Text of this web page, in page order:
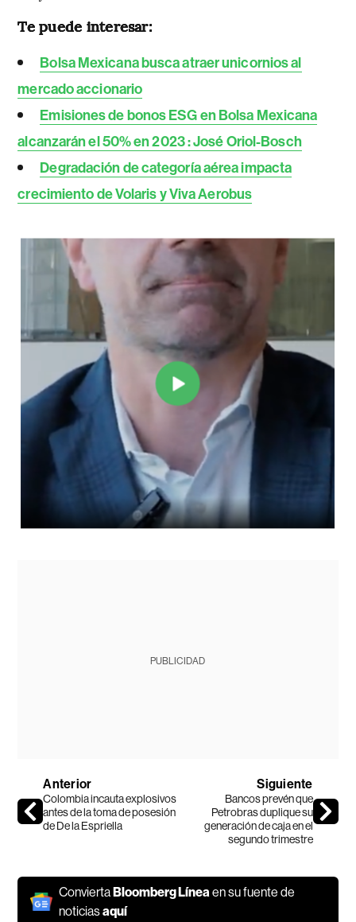
Te puede interesar:
Bolsa Mexicana busca atraer unicornios al
mercado accionario
Emisiones de bonos ESG en Bolsa Mexicana
alcanzarán el 50% en 2023 : José Oriol-Bosch
Degradación de categoría aérea impacta
crecimiento de Volaris y Viva Aerobus
PUBLICIDAD
Anterior
Colombia incauta explosivos
antes de la toma de posesión
de De la Espriella
Siguiente
Bancos prevén que
Petrobras duplique su
generación de caja en el
segundo trimestre
ConviertaBloomberg Línea en su fuente de
noticiasaquí